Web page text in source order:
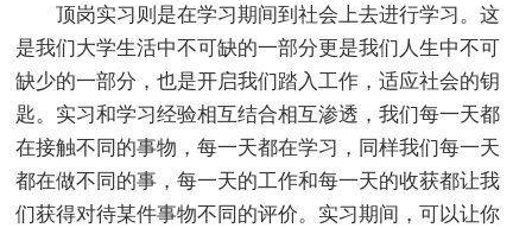
顶岗实习则是在学习期间到社会上去进行学习。这
是我们大学生活中不可缺的一部分更是我们人生中不可
缺少的一部分，也是开启我们踏入工作，适应社会的钥
匙。实习和学习经验相互结合相互渗透，我们每一天都
在接触不同的事物，每一天都在学习，同样我们每一天
都在做不同的事，每一天的工作和每一天的收获都让我
们获得对待某件事物不同的评价。实习期间，可以让你